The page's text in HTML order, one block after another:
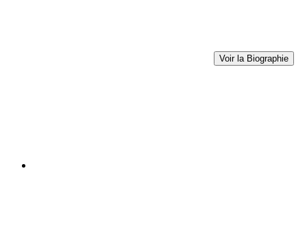
Voir la Biographie